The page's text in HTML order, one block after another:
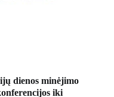
dienos minėjimo
iki